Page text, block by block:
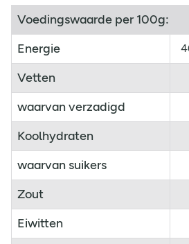
Voedingswaarde per 100g:
Energie
Vetten
waarvan verzadigd
Koolhydraten
waarvan suikers
Zout
Eiwitten